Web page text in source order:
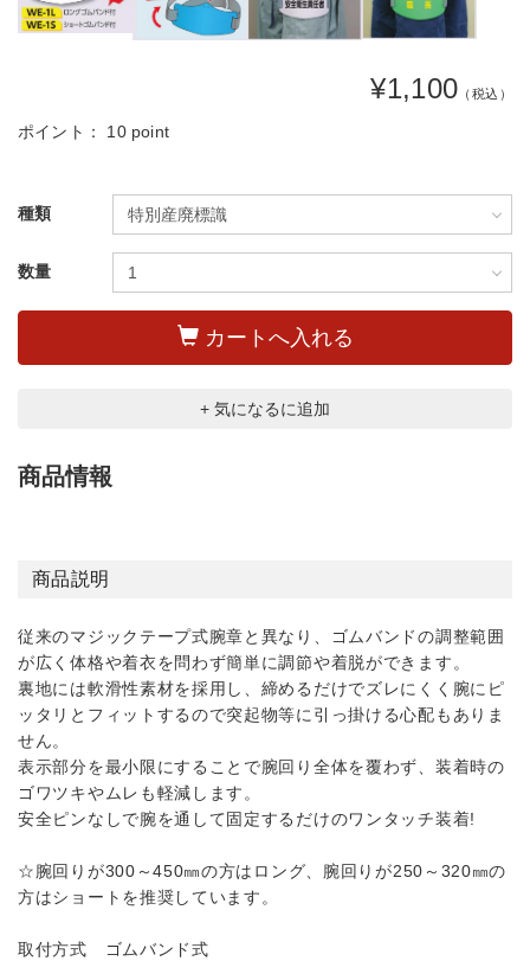
¥1,100 （税込）
ポイント： 10 point
種類
数量
カートへ入れる
+ 気になるに追加
商品情報
商品説明
従来のマジックテープ式腕章と異なり、ゴムバンドの調整範囲
が広く体格や着衣を問わず簡単に調節や着脱ができます。
裏地には軟滑性素材を採用し、締めるだけでズレにくく腕にピ
ッタリとフィットするので突起物等に引っ掛ける心配もありま
せん。
表示部分を最小限にすることで腕回り全体を覆わず、装着時の
ゴワツキやムレも軽減します。
安全ピンなしで腕を通して固定するだけのワンタッチ装着!
☆腕回りが300～450㎜の方はロング、腕回りが250～320㎜の
方はショートを推奨しています。
取付方式 ゴムバンド式